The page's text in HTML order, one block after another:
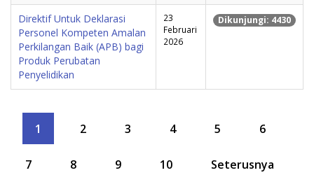
Direktif Untuk Deklarasi
Personel Kompeten Amalan
Perkilangan Baik (APB) bagi
Produk Perubatan
Penyelidikan
23
Februari
2026
Dikunjungi: 4430
1 2 3 4 5 6
7 8 9 10 Seterusnya